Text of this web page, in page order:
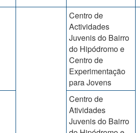
Centro de
Actividades
Juvenis do Bairro
do Hipódromo e
Centro de
Experimentação
para Jovens
Centro de
Atividades
Juvenis do Bairro